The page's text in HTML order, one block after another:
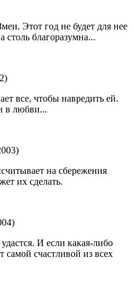
Этот год не будет для нее
благоразумна...
все, чтобы навредить ей.
в любви...
на сбережения
их сделать.
И если какая-либо
самой счастливой из всех